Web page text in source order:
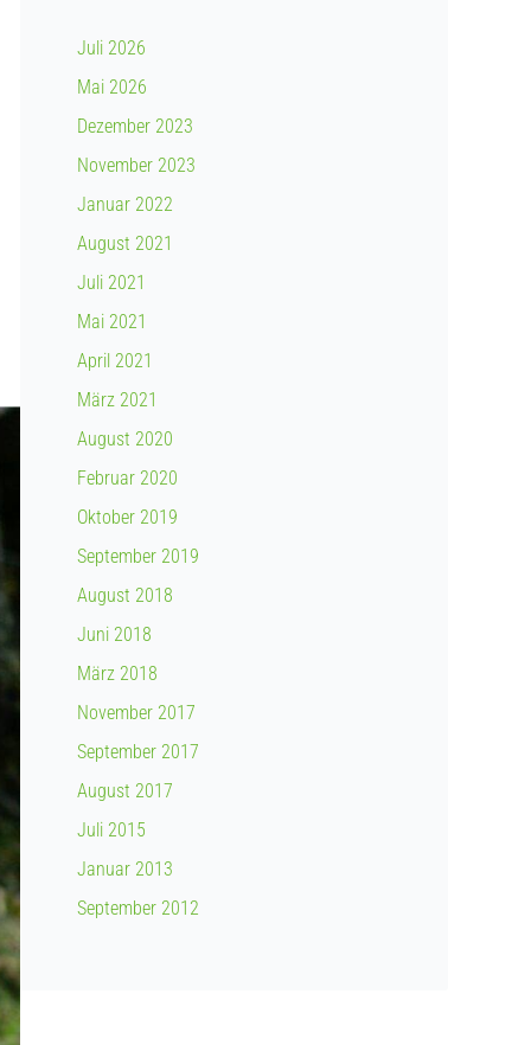
Juli 2026
Mai 2026
Dezember 2023
November 2023
Januar 2022
August 2021
Juli 2021
Mai 2021
April 2021
März 2021
August 2020
Februar 2020
Oktober 2019
September 2019
August 2018
Juni 2018
März 2018
November 2017
September 2017
August 2017
Juli 2015
Januar 2013
September 2012